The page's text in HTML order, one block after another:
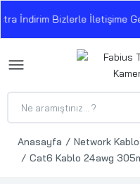
İndirim Bizlerle İletişime
Anasayfa
Network
Cat6 Kablo 24awg